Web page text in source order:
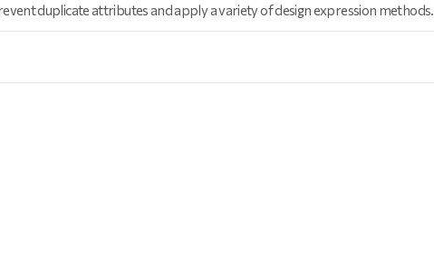
duplicate attributes and apply a variety of design expression methods.